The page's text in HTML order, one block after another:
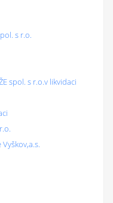
s r.o.
spol. s r.o.v likvidaci